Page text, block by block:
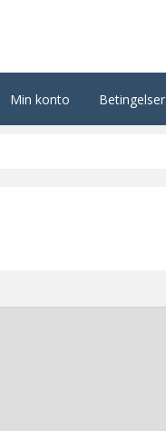
Min konto Betingelser